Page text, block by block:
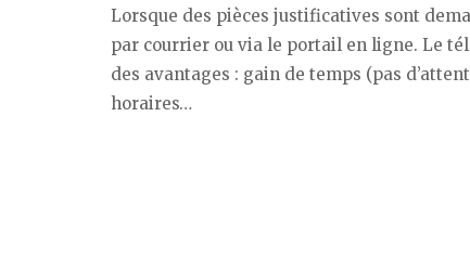
Lorsque des pièces justificatives sont
par courrier ou via le portail en ligne. Le
des avantages : gain de temps (pas
horaires…